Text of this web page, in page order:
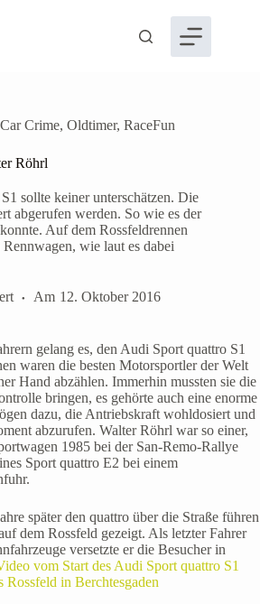
Car Crime, Oldtimer, RaceFun
Röhrl
sollte keiner unterschätzen. Die
abgerufen werden. So wie es der
Auf dem Rossfeldrennen
wie laut es dabei
Am 12. Oktober 2016
gelang es, den Audi Sport quattro S1
waren die besten Motorsportler der Welt
Hand abzählen. Immerhin mussten sie die
bringen, es gehörte auch eine enorme
dazu, die Antriebskraft wohldosiert und
abzurufen. Walter Röhrl war so einer,
1985 bei der San-Remo-Rallye
Sport quattro E2 bei einem
später den quattro über die Straße führen
dem Rossfeld gezeigt. Als letzter Fahrer
versetzte er die Besucher in
vom Start des Audi Sport quattro S1
in Berchtesgaden